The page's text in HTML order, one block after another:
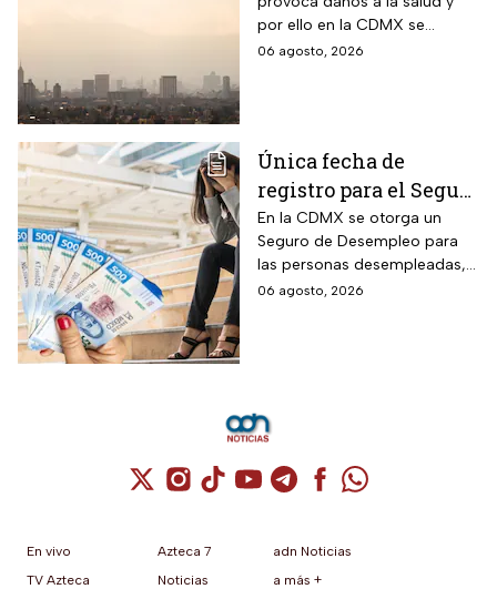
calidad del aire hoy
en CDMX
por ello en la CDMX se
monitorea la calidad del aire
06 agosto, 2026
Única fecha de
registro para el Seguro
de Desempleo en
CDMX que da 3 mil
566 pesos
En la CDMX se otorga un
Seguro de Desempleo para
las personas desempleadas,
así que si perdiste tu trabajo
06 agosto, 2026
Cuenta de X / Twitter (se abre en una
Cuenta de Instagram (se abre en una
Cuenta de TikTok (se abre en
Cuenta de YouTube (se abre
Cuenta de Telegram (se
Cuenta de
Cuenta de
En vivo
TV Azteca
Azteca 7
Noticias
adn Noticias
a más +